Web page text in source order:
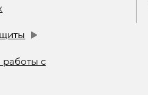
работы с